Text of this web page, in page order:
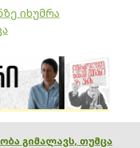
იხუმრა
გიმალავს, თუმცა